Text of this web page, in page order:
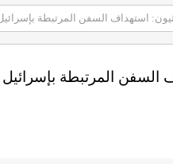
استهداف السفن المرتبطة
السفن المرتبطة